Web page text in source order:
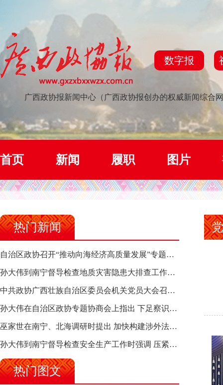
数字报
广西政协报新闻中心（广西政协报创办的权威新闻综合
首页 新闻 履职 图片
热门新闻
自治区政协召开“推动向海经济高质量发展”专题调研座谈会 钱学明出席并讲话
孙大伟到南宁督导检查地质灾害隐患大排查工作时强调 筑牢地质灾害安全防线 全力保障人民群众生命财产安全
中共政协广西壮族自治区委员会机关党员大会召开 选举产生新一届机关党委、机关纪委
孙大伟在自治区政协专题协商会上指出 下足察识谋督之功 恪尽服务大局之责 助推有色金属、关键金属产业高质量发展
巫家世在南宁、北海调研时提出 加快构建涉外法律供给集群 护航向海经济高质量发展
孙大伟到南宁督导检查安全生产工作时强调 压紧压实责任 狠抓隐患整治 坚决筑牢安全生产防线
热门图文